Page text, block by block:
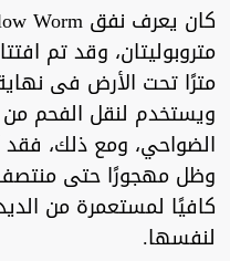
مترًا تحت الأرض فى
ويستخدم لنقل الفحم
الضواحي، ومع ذلك،
وظل مهجورًا حتى منتصف
كافيًا لمستعمرة من
لنفسها.